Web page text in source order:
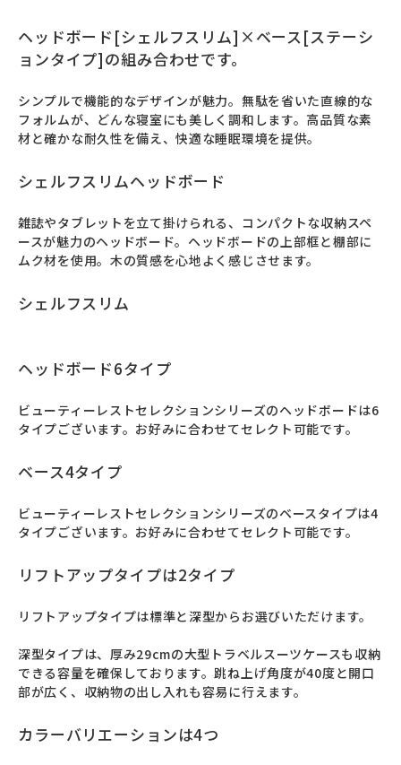
ヘッドボード[シェルフスリム]×ベース[ステーシ
ョンタイプ]の組み合わせです。
シンプルで機能的なデザインが魅力。無駄を省いた直線的な
フォルムが、どんな寝室にも美しく調和します。高品質な素
材と確かな耐久性を備え、快適な睡眠環境を提供。
シェルフスリムヘッドボード
雑誌やタブレットを立て掛けられる、コンパクトな収納スペ
ースが魅力のヘッドボード。ヘッドボードの上部框と棚部に
ムク材を使用。木の質感を心地よく感じさせます。
シェルフスリム
ヘッドボード6タイプ
ビューティーレストセレクションシリーズのヘッドボードは6
タイプございます。お好みに合わせてセレクト可能です。
ベース4タイプ
ビューティーレストセレクションシリーズのベースタイプは4
タイプございます。お好みに合わせてセレクト可能です。
リフトアップタイプは2タイプ
リフトアップタイプは標準と深型からお選びいただけます。
深型タイプは、厚み29cmの大型トラベルスーツケースも収納
できる容量を確保しております。跳ね上げ角度が40度と開口
部が広く、収納物の出し入れも容易に行えます。
カラーバリエーションは4つ